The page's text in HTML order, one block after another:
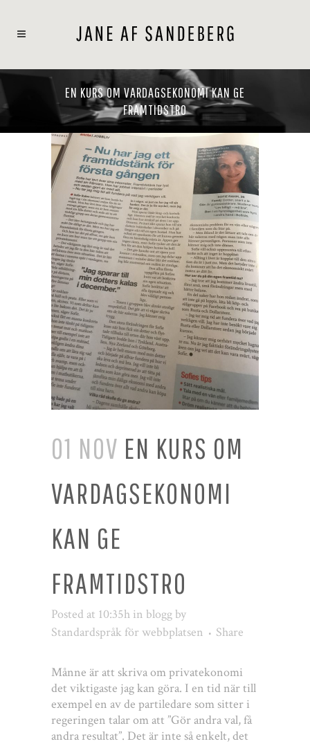
EN KURS OM VARDAGSEKONOMI KAN GE
FRAMTIDSTRO
01 NOV EN KURS OM
VARDAGSEKONOMI
KAN GE
FRAMTIDSTRO
Posted at 10:35h in bloggby
Standardspråk för webbplatsen
Share
Månne är att skriva om privatekonomi
det viktigaste jag kan göra. I en tid när till
exempel en av de partiledare som sitter i
regeringen talar om att ”Gör andra val, få
andra resultat”. Det är inte så enkelt, det